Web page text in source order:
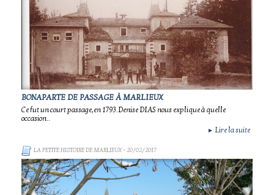
BONAPARTE DE PASSAGE À MARLIEUX
Ce fut un court passage,en 1793.Denise DIAS nous explique à quelle
occasion..
► Lire la suite
LA PETITE HISTOIRE DE MARLIEUX- 20/02/2017